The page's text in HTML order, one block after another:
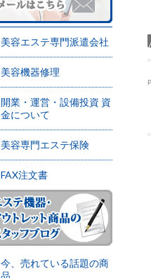
美容エステ専門派遣会社
美容機器修理
開業・運営・設備投資 資
金について
美容専門エステ保険
FAX注文書
今、売れている話題の商
品